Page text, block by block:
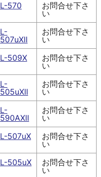
L-570
お問合せ下さ
い
L-
507uXII
お問合せ下さ
い
L-509X
お問合せ下さ
い
L-
505uXII
お問合せ下さ
い
L-
590AXII
お問合せ下さ
い
L-507uX
お問合せ下さ
い
L-505uX
お問合せ下さ
い